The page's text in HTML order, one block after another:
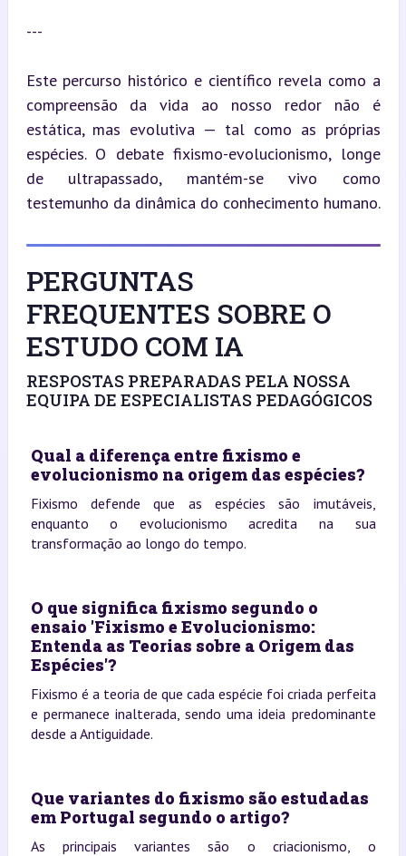
---
Este percurso histórico e científico revela como a
compreensão da vida ao nosso redor não é
estática, mas evolutiva — tal como as próprias
espécies. O debate fixismo-evolucionismo, longe
de ultrapassado, mantém-se vivo como
testemunho da dinâmica do conhecimento humano.
PERGUNTAS
FREQUENTES SOBRE O
ESTUDO COM IA
RESPOSTAS PREPARADAS PELA NOSSA
EQUIPA DE ESPECIALISTAS PEDAGÓGICOS
Qual a diferença entre fixismo e
evolucionismo na origem das espécies?
Fixismo defende que as espécies são imutáveis,
enquanto o evolucionismo acredita na sua
transformação ao longo do tempo.
O que significa fixismo segundo o
ensaio 'Fixismo e Evolucionismo:
Entenda as Teorias sobre a Origem das
Espécies'?
Fixismo é a teoria de que cada espécie foi criada perfeita
e permanece inalterada, sendo uma ideia predominante
desde a Antiguidade.
Que variantes do fixismo são estudadas
em Portugal segundo o artigo?
As principais variantes são o criacionismo, o